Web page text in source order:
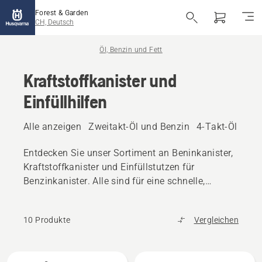
Forest & Garden
CH, Deutsch
Öl, Benzin und Fett
Kraftstoffkanister und
Einfüllhilfen
Alle anzeigen Zweitakt-Öl und Benzin 4-Takt-Öl und
Entdecken Sie unser Sortiment an Beninkanister,
Kraftstoffkanister und Einfüllstutzen für
Benzinkanister. Alle sind für eine schnelle,
10 Produkte Vergleichen